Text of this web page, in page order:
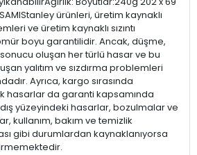
ürünleri, üretim kaynaklı
ve üretim kaynaklı sızıntı
boyu garantilidir. Ancak, düşme,
oluşan her türlü hasar ve bu
yalıtım ve sızdırma problemleri
Ayrıca, kargo sırasında
hasarlar da garanti kapsamında
yüzeyindeki hasarlar, bozulmalar ve
kullanım, bakım ve temizlik
gibi durumlardan kaynaklanıyorsa